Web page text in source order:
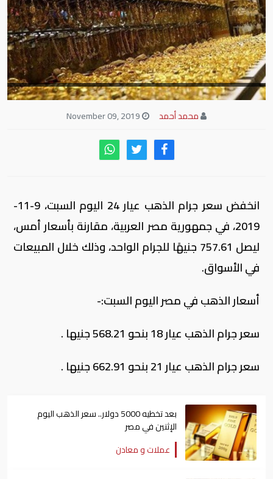
محمد أحمد
انخفض سعر جرام الذهب عيار 24 اليوم السبت، 9-11-
2019، في جمهورية مصر العربية، مقارنة بأسعار أمس،
ليصل 757.61 جنيهًا للجرام الواحد، وذلك خلال المبيعات
في الأسواق.
أسعار الذهب في مصر اليوم السبت:-
سعر جرام الذهب عيار 18 بنحو 568.21 جنيها .
سعر جرام الذهب عيار 21 بنحو 662.91 جنيها .
بعد تخطيه 5000 دولار.. سعر الذهب اليوم
الإثنين في مصر
عملات و معادن